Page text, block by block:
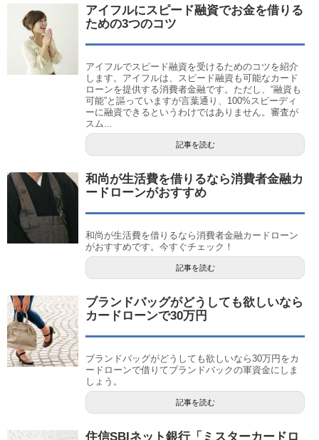
アイフルにスピード融資でお金を借りる
ための3つのコツ
アイフルでスピード融資を受けるためのコツを紹介
します。アイフルは、スピード融資も可能なカード
ローンを提供する消費者金融です。ただし、“融資も
可能”と謳っていますが言葉通り、100%スピーディ
ーに融資できるというわけではありません。審査が
スム...
記事を読む
和尚が生活費を借りるなら消費者金融カ
ードローンがおすすめ
和尚が生活費を借りるなら消費者金融カードローン
がおすすめです。今すぐチェック！
記事を読む
ブランドバッグがどうしても欲しいなら
カードローンで30万円
ブランドバッグがどうしても欲しいなら30万円をカ
ードローンで借りてブランドバックの軍資金にしま
しょう。
記事を読む
住信SBIネット銀行「ミスターカードロ